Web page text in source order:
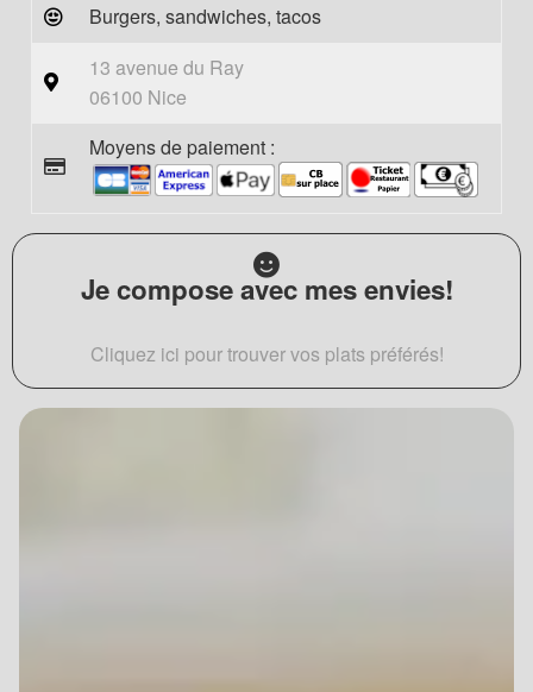
Burgers, sandwiches, tacos
13 avenue du Ray
06100 Nice
Moyens de paiement :
Je compose avec mes envies!
Cliquez ici pour trouver vos plats préférés!